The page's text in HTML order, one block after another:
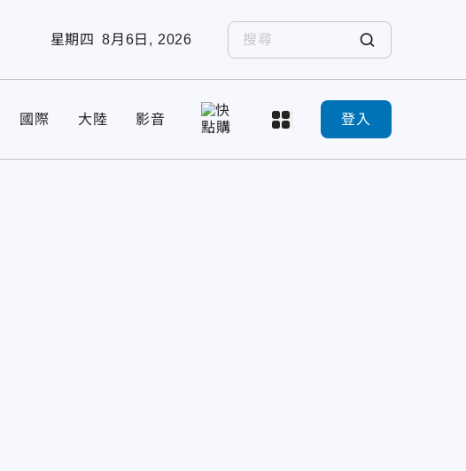
星期四 8月6日, 2026
國際 大陸 影音 登入